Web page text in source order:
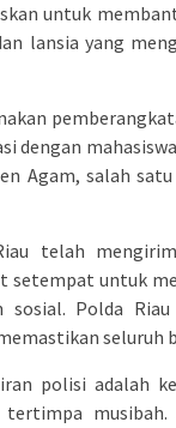
untuk
lansia yang
dengan
Agam, salah
telah
setempat untuk
sosial. Polda
seluruh
polisi adalah
tertimpa